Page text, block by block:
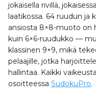
jokaisella rivillä,
laatikossa. 64 ruudun ja
ansiosta 8×8-muoto
kuin 6×6-ruudukko —
klassinen 9×9, mikä
pelaajille, jotka
hallintaa. Kaikki
osoitteessa SudokuPro.